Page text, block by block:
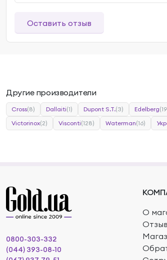
Оставить отзыв
Другие производители
Cross(8) Dallaiti(1) Dupont S.T.(3) Edelberg
Victorinox(2) Visconti(128) Waterman(16)
О
0800-303-332
(044) 393-08-10